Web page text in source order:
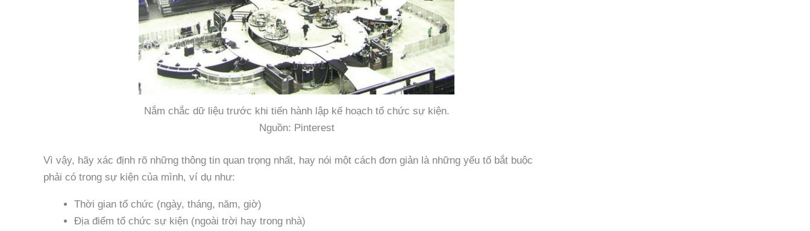
Nắm chắc dữ liệu trước khi tiến hành lập kế hoạch tổ chức sự kiện.
Nguồn: Pinterest
Vì vậy, hãy xác định rõ những thông tin quan trọng nhất, hay nói một cách đơn giản là những yếu tố bắt buộc
phải có trong sự kiện của mình, ví dụ như:
Thời gian tổ chức (ngày, tháng, năm, giờ)
Địa điểm tổ chức sự kiện (ngoài trời hay trong nhà)